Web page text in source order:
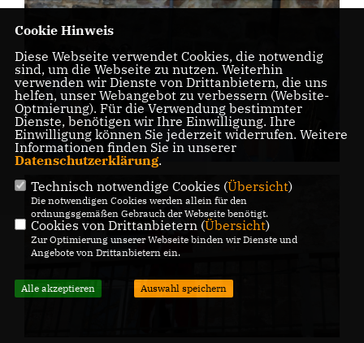
Cookie Hinweis
Diese Webseite verwendet Cookies, die notwendig
sind, um die Webseite zu nutzen. Weiterhin
verwenden wir Dienste von Drittanbietern, die uns
helfen, unser Webangebot zu verbessern (Website-
Optmierung). Für die Verwendung bestimmter
Dienste, benötigen wir Ihre Einwilligung. Ihre
Einwilligung können Sie jederzeit widerrufen. Weitere
Informationen finden Sie in unserer
Datenschutzerklärung.
Technisch notwendige Cookies (Übersicht)
Die notwendigen Cookies werden allein für den
ordnungsgemäßen Gebrauch der Webseite benötigt.
Cookies von Drittanbietern (Übersicht)
Zur Optimierung unserer Webseite binden wir Dienste und
Angebote von Drittanbietern ein.
Alle akzeptieren Auswahl speichern